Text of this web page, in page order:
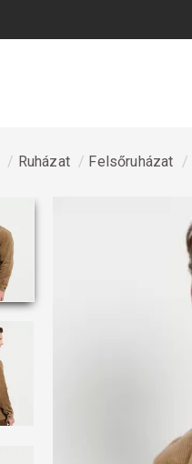
Ruházat Felsőruházat